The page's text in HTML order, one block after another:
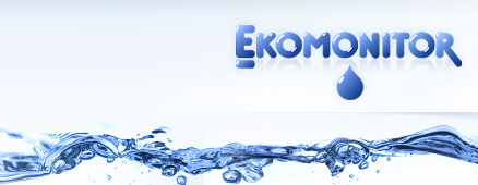
Vodní zdroje Ekomonitor spol. s r.o.